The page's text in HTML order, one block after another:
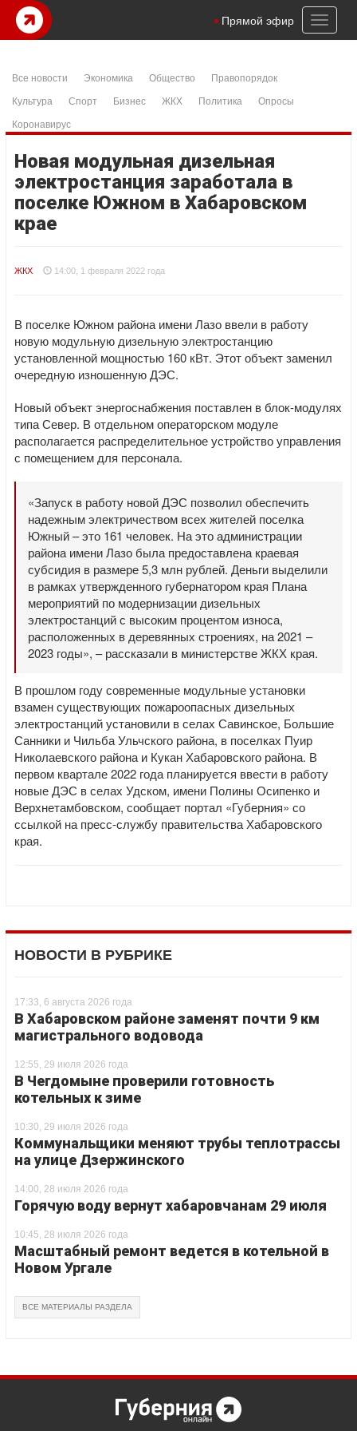
Toggle
Прямой эфир
Все новости Экономика Общество
Правопорядок
Культура
Спорт Бизнес ЖКХ Политика
Опросы
Коронавирус
Новая модульная дизельная
электростанция заработала в
поселке Южном в Хабаровском
крае
ЖКХ 14:00, 1 февраля 2022 года
В поселке Южном района имени Лазо ввели в работу
новую модульную дизельную электростанцию
установленной мощностью 160 кВт. Этот объект заменил
очередную изношенную ДЭС.
Новый объект энергоснабжения поставлен в блок-модулях
типа Север. В отдельном операторском модуле
располагается распределительное устройство управления
с помещением для персонала.
«Запуск в работу новой ДЭС позволил обеспечить
надежным электричеством всех жителей поселка
Южный – это 161 человек. На это администрации
района имени Лазо была предоставлена краевая
субсидия в размере 5,3 млн рублей. Деньги выделили
в рамках утвержденного губернатором края Плана
мероприятий по модернизации дизельных
электростанций с высоким процентом износа,
расположенных в деревянных строениях, на 2021 –
2023 годы», – рассказали в министерстве ЖКХ края.
В прошлом году современные модульные установки
взамен существующих пожароопасных дизельных
электростанций установили в селах Савинское, Большие
Санники и Чильба Ульчского района, в поселках Пуир
Николаевского района и Кукан Хабаровского района. В
первом квартале 2022 года планируется ввести в работу
новые ДЭС в селах Удском, имени Полины Осипенко и
Верхнетамбовском, сообщает портал «Губерния» со
ссылкой на пресс-службу правительства Хабаровского
края.
НОВОСТИ В РУБРИКЕ
17:33, 6 августа 2026 года
В Хабаровском районе заменят почти 9 км
магистрального водовода
12:55, 29 июля 2026 года
В Чегдомыне проверили готовность
котельных к зиме
10:30, 29 июля 2026 года
Коммунальщики меняют трубы теплотрассы
на улице Дзержинского
14:00, 28 июля 2026 года
Горячую воду вернут хабаровчанам 29 июля
10:45, 28 июля 2026 года
Масштабный ремонт ведется в котельной в
Новом Ургале
ВСЕ МАТЕРИАЛЫ РАЗДЕЛА